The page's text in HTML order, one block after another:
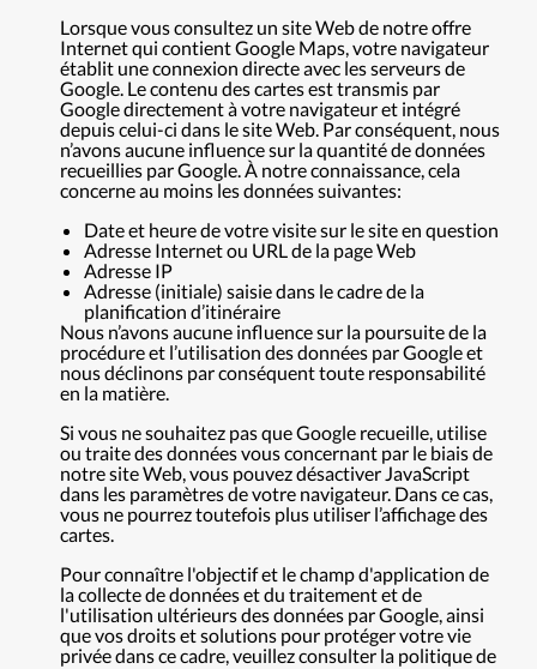
Lorsque vous consultez un site Web de notre offre
Internet qui contient Google Maps, votre navigateur
établit une connexion directe avec les serveurs de
Google. Le contenu des cartes est transmis par
Google directement à votre navigateur et intégré
depuis celui-ci dans le site Web. Par conséquent, nous
n’avons aucune influence sur la quantité de données
recueillies par Google. À notre connaissance, cela
concerne au moins les données suivantes:
Date et heure de votre visite sur le site en question
Adresse Internet ou URL de la page Web
Adresse IP
Adresse (initiale) saisie dans le cadre de la
planification d’itinéraire
Nous n’avons aucune influence sur la poursuite de la
procédure et l’utilisation des données par Google et
nous déclinons par conséquent toute responsabilité
en la matière.
Si vous ne souhaitez pas que Google recueille, utilise
ou traite des données vous concernant par le biais de
notre site Web, vous pouvez désactiver JavaScript
dans les paramètres de votre navigateur. Dans ce cas,
vous ne pourrez toutefois plus utiliser l’affichage des
cartes.
Pour connaître l'objectif et le champ d'application de
la collecte de données et du traitement et de
l'utilisation ultérieurs des données par Google, ainsi
que vos droits et solutions pour protéger votre vie
privée dans ce cadre, veuillez consulter la politique de